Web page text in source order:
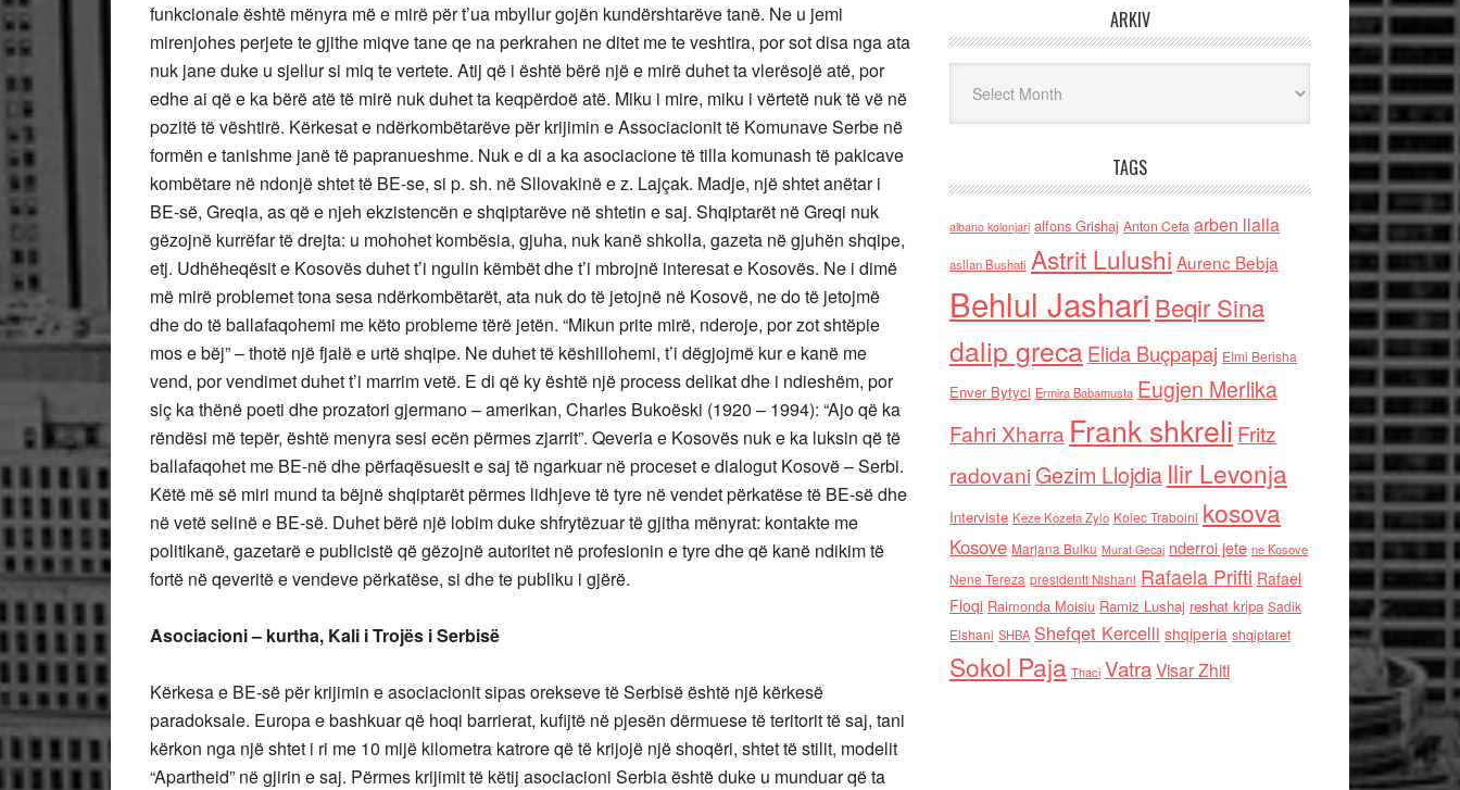
funkcionale është mënyra më e mirë për t’ua mbyllur gojën kundërshtarëve tanë. Ne u jemi
mirenjohes perjete te gjithe miqve tane qe na perkrahen ne ditet me te veshtira, por sot disa nga ata
nuk jane duke u sjellur si miq te vertete. Atij që i është bërë një e mirë duhet ta vlerësojë atë, por
edhe ai që e ka bërë atë të mirë nuk duhet ta keqpërdoë atë. Miku i mire, miku i vërtetë nuk të vë në
pozitë të vështirë. Kërkesat e ndërkombëtarëve për krijimin e Associacionit të Komunave Serbe në
formën e tanishme janë të papranueshme. Nuk e di a ka asociacione të tilla komunash të pakicave
kombëtare në ndonjë shtet të BE-se, si p. sh. në Sllovakinë e z. Lajçak. Madje, një shtet anëtar i
BE-së, Greqia, as që e njeh ekzistencën e shqiptarëve në shtetin e saj. Shqiptarët në Greqi nuk
gëzojnë kurrëfar të drejta: u mohohet kombësia, gjuha, nuk kanë shkolla, gazeta në gjuhën shqipe,
etj. Udhëheqësit e Kosovës duhet t’i ngulin këmbët dhe t’i mbrojnë interesat e Kosovës. Ne i dimë
më mirë problemet tona sesa ndërkombëtarët, ata nuk do të jetojnë në Kosovë, ne do të jetojmë
dhe do të ballafaqohemi me këto probleme tërë jetën. “Mikun prite mirë, nderoje, por zot shtëpie
mos e bëj” – thotë një fjalë e urtë shqipe. Ne duhet të këshillohemi, t’i dëgjojmë kur e kanë me
vend, por vendimet duhet t’i marrim vetë. E di që ky është një process delikat dhe i ndieshëm, por
siç ka thënë poeti dhe prozatori gjermano – amerikan, Charles Bukoëski (1920 – 1994): “Ajo që ka
rëndësi më tepër, është menyra sesi ecën përmes zjarrit”. Qeveria e Kosovës nuk e ka luksin që të
ballafaqohet me BE-në dhe përfaqësuesit e saj të ngarkuar në proceset e dialogut Kosovë – Serbi.
Këtë më së miri mund ta bëjnë shqiptarët përmes lidhjeve të tyre në vendet përkatëse të BE-së dhe
në vetë selinë e BE-së. Duhet bërë një lobim duke shfrytëzuar të gjitha mënyrat: kontakte me
politikanë, gazetarë e publicistë që gëzojnë autoritet në profesionin e tyre dhe që kanë ndikim të
fortë në qeveritë e vendeve përkatëse, si dhe te publiku i gjërë.
Asociacioni – kurtha, Kali i Trojës i Serbisë
Kërkesa e BE-së për krijimin e asociacionit sipas orekseve të Serbisë është një kërkesë
paradoksale. Europa e bashkuar që hoqi barrierat, kufijtë në pjesën dërmuese të teritorit të saj, tani
kërkon nga një shtet i ri me 10 mijë kilometra katrore që të krijojë një shoqëri, shtet të stilit, modelit
“Apartheid” në gjirin e saj. Përmes krijimit të këtij asociacioni Serbia është duke u munduar që ta
ARKIV
TAGS
albano kolonjari alfons Grishaj Anton Cefa arben llalla
asllan Bushati Astrit Lulushi Aurenc Bebja
Behlul Jashari Beqir Sina
dalip grecaElida Buçpapaj Elmi Berisha
Enver Bytyci Ermira Babamusta Eugjen Merlika
Fahri Xharra Frank shkreli Fritz
radovaniGezim Llojdia Ilir Levonja
Interviste Keze Kozeta Zylo Kolec Traboini kosova
Kosove Marjana Bulku Murat Gecaj nderroi jete ne Kosove
Nene Tereza presidenti Nishani Rafaela Prifti Rafael
Floqi Raimonda Moisiu Ramiz Lushaj reshat kripa Sadik
Elshani SHBA Shefqet Kercelli shqiperia shqiptaret
Sokol Paja Thaci VatraVisar Zhiti